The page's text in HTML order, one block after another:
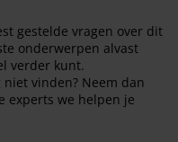
gestelde vragen over dit
onderwerpen alvast
verder kunt.
vinden? Neem dan
experts we helpen je